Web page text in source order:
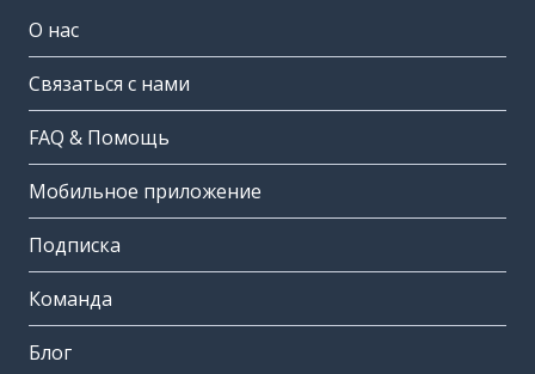
О нас
Связаться с нами
FAQ & Помощь
Мобильное приложение
Подписка
Команда
Блог